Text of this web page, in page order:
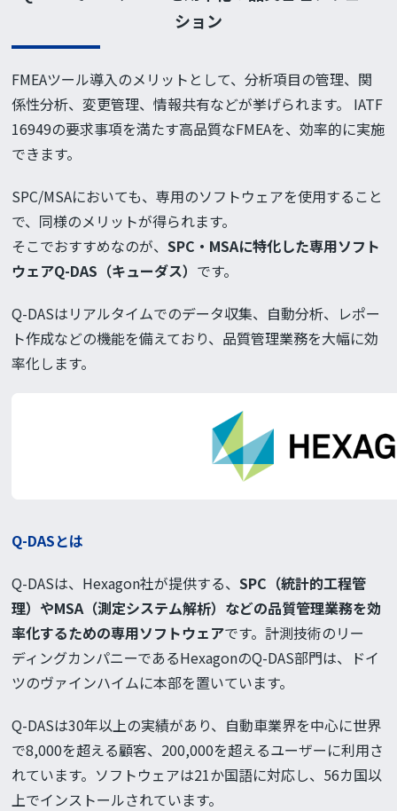
ション
FMEAツール導入のメリットとして、分析項目の管理、関
係性分析、変更管理、情報共有などが挙げられます。 IATF
16949の要求事項を満たす高品質なFMEAを、効率的に実施
できます。
SPC/MSAにおいても、専用のソフトウェアを使用すること
で、同様のメリットが得られます。
そこでおすすめなのが、SPC・MSAに特化した専用ソフト
ウェアQ-DAS（キューダス） です。
Q-DASはリアルタイムでのデータ収集、自動分析、レポー
ト作成などの機能を備えており、品質管理業務を大幅に効
率化します。
Q-DASとは
Q-DASは、Hexagon社が提供する、SPC（統計的工程管
理）やMSA（測定システム解析）などの品質管理業務を効
率化するための専用ソフトウェアです。計測技術のリー
ディングカンパニーであるHexagonのQ-DAS部門は、ドイ
ツのヴァインハイムに本部を置いています。
Q-DASは30年以上の実績があり、自動車業界を中心に世界
で8,000を超える顧客、200,000を超えるユーザーに利用さ
れています。ソフトウェアは21か国語に対応し、56カ国以
上でインストールされています。